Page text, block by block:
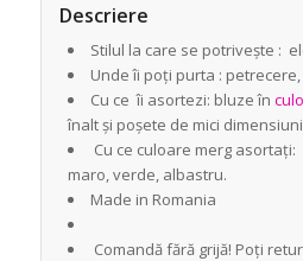
Descriere
Stilul la care se potrivește :
Unde îi poți purta :
Cu ce îi asortezi: bluze în
înalt și poșete de mici
Cu ce culoare merg
maro, verde, albastru.
Made in Romania
Comandă fără grijă! Poți